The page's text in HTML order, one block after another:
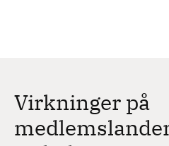
Virkninger på